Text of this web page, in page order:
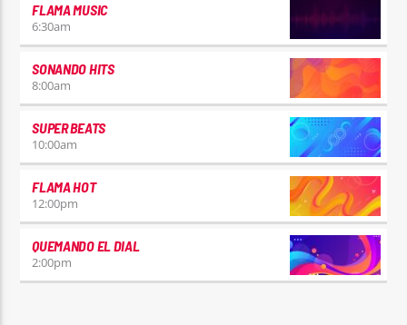
FLAMA MUSIC
6:30am
SONANDO HITS
8:00am
SUPER BEATS
10:00am
FLAMA HOT
12:00pm
QUEMANDO EL DIAL
2:00pm